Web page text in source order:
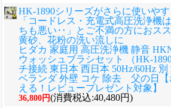
HK-1890シリーズがさらに使いや
「コードレス・充電式高圧洗浄機
ちも悪い‥」とご不満の方におス
黄砂、花粉の洗い流しに
ヒダカ 家庭用 高圧洗浄機 静音
ウォッシュブラシセット （HK-
チ接続 東日本 西日本 50Hz/60Hz
ベランダ 外壁 コケ 除去 父の日【
える！レビュープレゼント対象】
36,800円(消費税込:40,480円)